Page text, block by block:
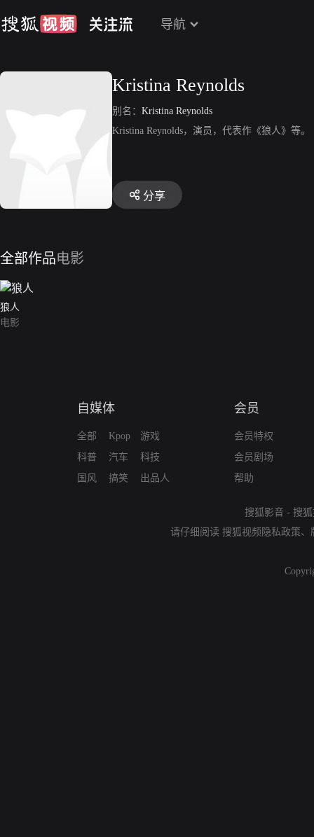
导航
Kristina Reynolds
别名： Kristina Reynolds
Kristina Reynolds，演员，代表作《狼人》等。
分享
全部作品电影
狼人
电影
自媒体
全部
科普
国风
Kpop
汽车
搞笑
游戏
科技
出品人
会员
会员特权
会员剧场
帮助
搜狐影音 - 搜
请仔细阅读 搜狐视频隐私政策、